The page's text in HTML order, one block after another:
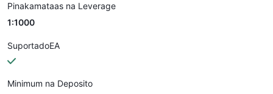
Pinakamataas na Leverage
1:1000
SuportadoEA
Minimum na Deposito